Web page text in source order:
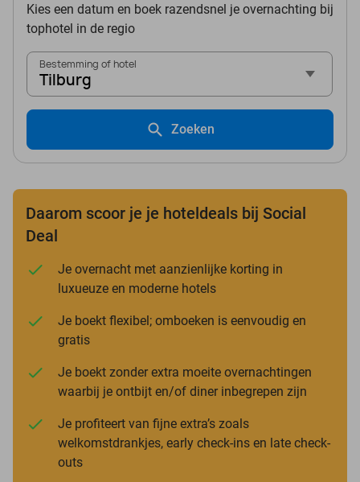
Kies een datum en boek razendsnel je overnachting bij
tophotel in de regio
Bestemming of hotel
Tilburg
Zoeken
Daarom scoor je je hoteldeals bij Social
Deal
Je overnacht met aanzienlijke korting in
luxueuze en moderne hotels
Je boekt flexibel; omboeken is eenvoudig en
gratis
Je boekt zonder extra moeite overnachtingen
waarbij je ontbijt en/of diner inbegrepen zijn
Je profiteert van fijne extra’s zoals
welkomstdrankjes, early check-ins en late check-
outs